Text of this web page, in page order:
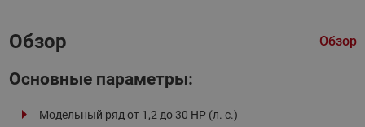
Обзор Обзор
Основные параметры:
Модельный ряд от 1,2 до 30 HP (л. с.)